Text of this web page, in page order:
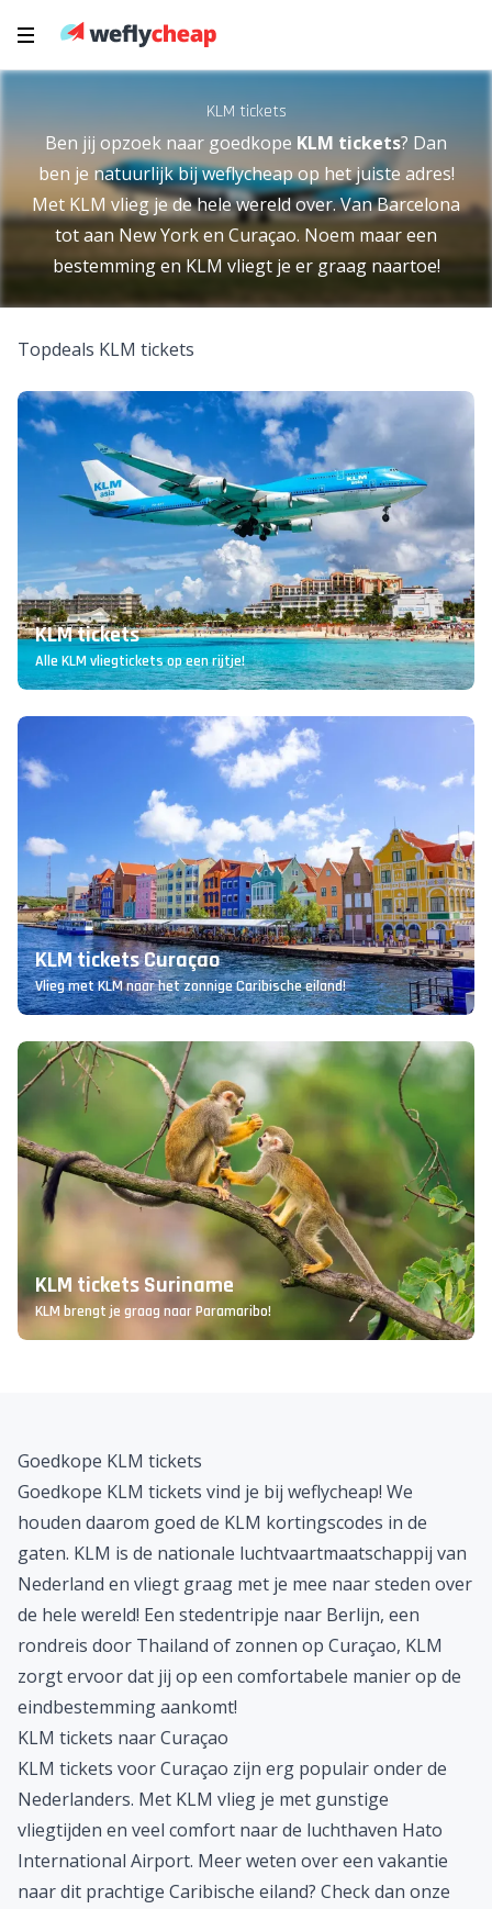
KLM tickets
Ben jij opzoek naar goedkope KLM tickets? Dan
ben je natuurlijk bij weflycheap op het juiste adres!
Met KLM vlieg je de hele wereld over. Van Barcelona
tot aan New York en Curaçao. Noem maar een
bestemming en KLM vliegt je er graag naartoe!
Topdeals KLM tickets
KLM tickets
Alle KLM vliegtickets op een rijtje!
KLM tickets Curaçao
Vlieg met KLM naar het zonnige Caribische eiland!
KLM tickets Suriname
KLM brengt je graag naar Paramaribo!
Goedkope KLM tickets
Goedkope KLM tickets vind je bij weflycheap! We
houden daarom goed de KLM kortingscodes in de
gaten. KLM is de nationale luchtvaartmaatschappij van
Nederland en vliegt graag met je mee naar steden over
de hele wereld! Een stedentripje naar Berlijn, een
rondreis door Thailand of zonnen op Curaçao, KLM
zorgt ervoor dat jij op een comfortabele manier op de
eindbestemming aankomt!
KLM tickets naar Curaçao
KLM tickets voor Curaçao zijn erg populair onder de
Nederlanders. Met KLM vlieg je met gunstige
vliegtijden en veel comfort naar de luchthaven Hato
International Airport. Meer weten over een vakantie
naar dit prachtige Caribische eiland? Check dan onze